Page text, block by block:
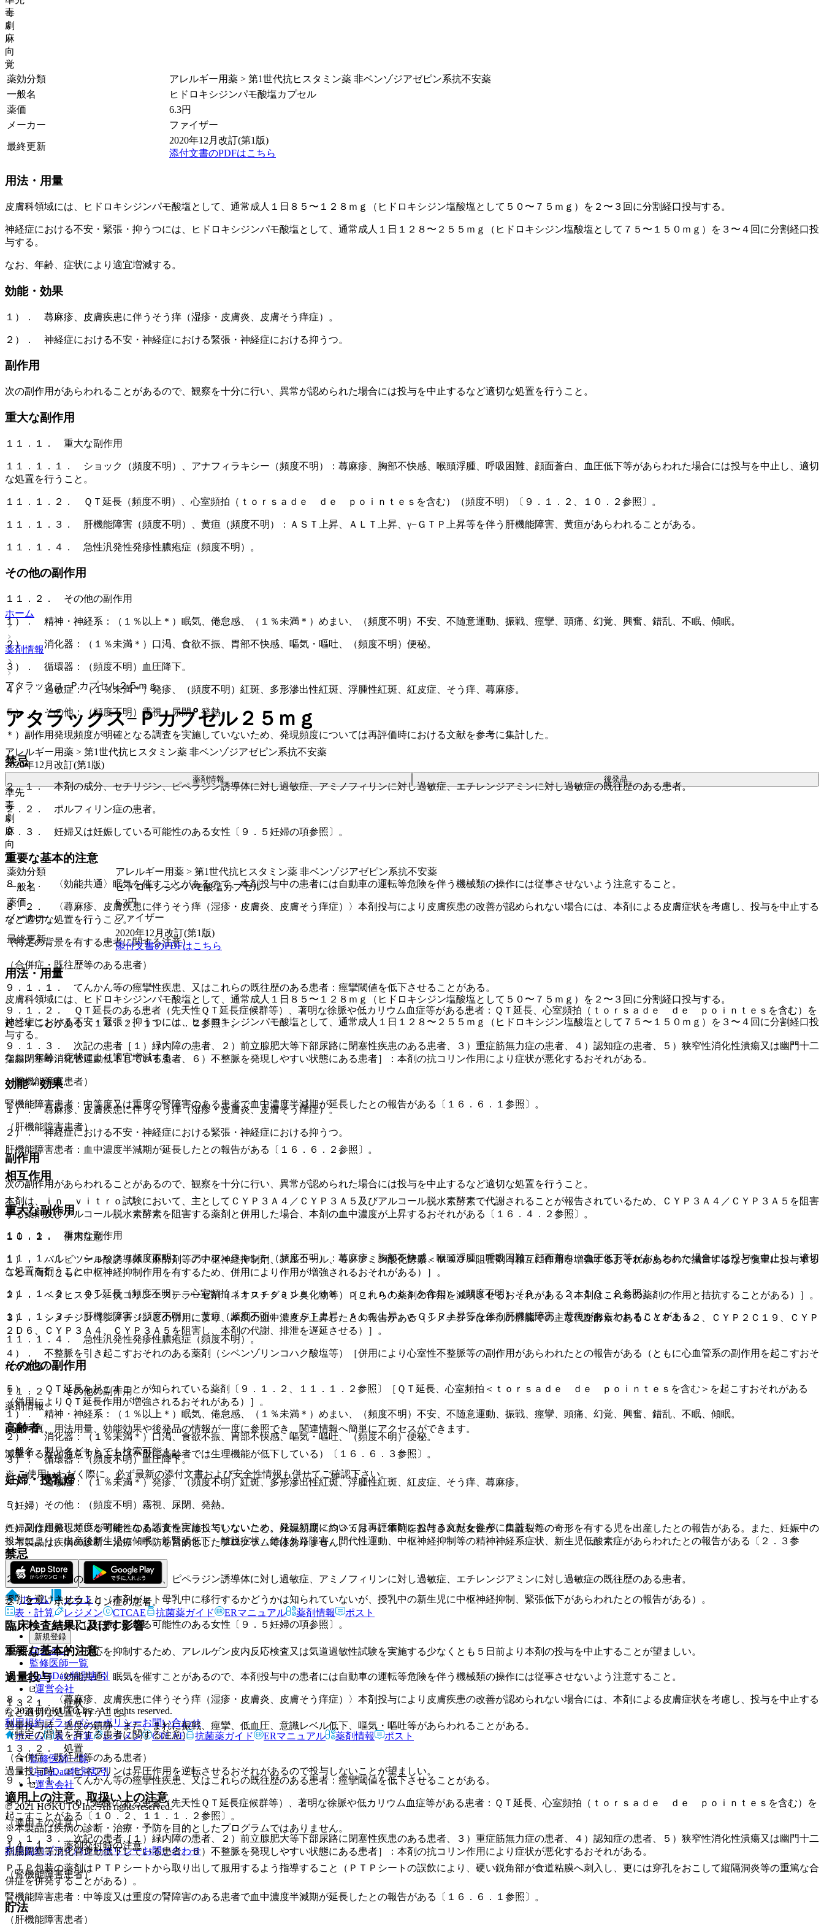
毒
劇
麻
向
覚
薬効分類
アレルギー用薬 > 第1世代抗ヒスタミン薬 非ベンゾジアゼピン系抗不安薬
一般名
ヒドロキシジンパモ酸塩カプセル
薬価
6.3円
メーカー
ファイザー
最終更新
2020年12月改訂(第1版)
添付文書のPDFはこちら
用法・用量
皮膚科領域には、ヒドロキシジンパモ酸塩として、通常成人１日８５〜１２８ｍｇ（ヒドロキシジン塩酸塩として５０〜７５ｍｇ）を２〜３回に分割経口投与する。
神経症における不安・緊張・抑うつには、ヒドロキシジンパモ酸塩として、通常成人１日１２８〜２５５ｍｇ（ヒドロキシジン塩酸塩として７５〜１５０ｍｇ）を３〜４回に分割経口投
与する。
なお、年齢、症状により適宜増減する。
効能・効果
１）． 蕁麻疹、皮膚疾患に伴うそう痒（湿疹・皮膚炎、皮膚そう痒症）。
２）． 神経症における不安・神経症における緊張・神経症における抑うつ。
副作用
次の副作用があらわれることがあるので、観察を十分に行い、異常が認められた場合には投与を中止するなど適切な処置を行うこと。
重大な副作用
１１．１． 重大な副作用
１１．１．１． ショック（頻度不明）、アナフィラキシー（頻度不明）：蕁麻疹、胸部不快感、喉頭浮腫、呼吸困難、顔面蒼白、血圧低下等があらわれた場合には投与を中止し、適切
な処置を行うこと。
１１．１．２． ＱＴ延長（頻度不明）、心室頻拍（ｔｏｒｓａｄｅ ｄｅ ｐｏｉｎｔｅｓを含む）（頻度不明）〔９．１．２、１０．２参照〕。
１１．１．３． 肝機能障害（頻度不明）、黄疸（頻度不明）：ＡＳＴ上昇、ＡＬＴ上昇、γ−ＧＴＰ上昇等を伴う肝機能障害、黄疸があらわれることがある。
１１．１．４． 急性汎発性発疹性膿疱症（頻度不明）。
その他の副作用
１１．２． その他の副作用
１）． 精神・神経系：（１％以上＊）眠気、倦怠感、（１％未満＊）めまい、（頻度不明）不安、不随意運動、振戦、痙攣、頭痛、幻覚、興奮、錯乱、不眠、傾眠。
２）． 消化器：（１％未満＊）口渇、食欲不振、胃部不快感、嘔気・嘔吐、（頻度不明）便秘。
３）． 循環器：（頻度不明）血圧降下。
４）． 過敏症：（１％未満＊）発疹、（頻度不明）紅斑、多形滲出性紅斑、浮腫性紅斑、紅皮症、そう痒、蕁麻疹。
５）． その他：（頻度不明）霧視、尿閉、発熱。
＊）副作用発現頻度が明確となる調査を実施していないため、発現頻度については再評価時における文献を参考に集計した。
禁忌
２．１． 本剤の成分、セチリジン、ピペラジン誘導体に対し過敏症、アミノフィリンに対し過敏症、エチレンジアミンに対し過敏症の既往歴のある患者。
２．２． ポルフィリン症の患者。
２．３． 妊婦又は妊娠している可能性のある女性〔９．５妊婦の項参照〕。
重要な基本的注意
８．１． 〈効能共通〉眠気を催すことがあるので、本剤投与中の患者には自動車の運転等危険を伴う機械類の操作には従事させないよう注意すること。
８．２． 〈蕁麻疹、皮膚疾患に伴うそう痒（湿疹・皮膚炎、皮膚そう痒症）〉本剤投与により皮膚疾患の改善が認められない場合には、本剤による皮膚症状を考慮し、投与を中止する
など適切な処置を行うこと。
（特定の背景を有する患者に関する注意）
（合併症・既往歴等のある患者）
９．１．１． てんかん等の痙攣性疾患、又はこれらの既往歴のある患者：痙攣閾値を低下させることがある。
９．１．２． ＱＴ延長のある患者（先天性ＱＴ延長症候群等）、著明な徐脈や低カリウム血症等がある患者：ＱＴ延長、心室頻拍（ｔｏｒｓａｄｅ ｄｅ ｐｏｉｎｔｅｓを含む）を
起こすことがある〔１０．２、１１．１．２参照〕。
９．１．３． 次記の患者［１）緑内障の患者、２）前立腺肥大等下部尿路に閉塞性疾患のある患者、３）重症筋無力症の患者、４）認知症の患者、５）狭窄性消化性潰瘍又は幽門十二
指腸閉塞等消化管運動低下している患者、６）不整脈を発現しやすい状態にある患者］：本剤の抗コリン作用により症状が悪化するおそれがある。
（腎機能障害患者）
腎機能障害患者：中等度又は重度の腎障害のある患者で血中濃度半減期が延長したとの報告がある〔１６．６．１参照〕。
（肝機能障害患者）
肝機能障害患者：血中濃度半減期が延長したとの報告がある〔１６．６．２参照〕。
相互作用
本剤は、ｉｎ ｖｉｔｒｏ試験において、主としてＣＹＰ３Ａ４／ＣＹＰ３Ａ５及びアルコール脱水素酵素で代謝されることが報告されているため、ＣＹＰ３Ａ４／ＣＹＰ３Ａ５を阻害
する薬剤及びアルコール脱水素酵素を阻害する薬剤と併用した場合、本剤の血中濃度が上昇するおそれがある〔１６．４．２参照〕。
１０．２． 併用注意：
１）． バルビツール酸誘導体・麻酔剤等の中枢神経抑制剤、アルコール、モノアミン酸化酵素＜ＭＡＯ＞阻害剤［相互に作用を増強するおそれがあるので減量するなど慎重に投与する
こと（両剤ともに中枢神経抑制作用を有するため、併用により作用が増強されるおそれがある）］。
２）． ベタヒスチン、抗コリンエステラーゼ剤（ネオスチグミン臭化物等）［これらの薬剤の作用を減弱させるおそれがある（本剤はこれらの薬剤の作用と拮抗することがある）］。
３）． シメチジン［シメチジンとの併用により、本剤の血中濃度が上昇したとの報告がある（シメチジンは本剤の肝臓での主な代謝酵素であるＣＹＰ１Ａ２、ＣＹＰ２Ｃ１９、ＣＹＰ
２Ｄ６、ＣＹＰ３Ａ４、ＣＹＰ３Ａ５を阻害し、本剤の代謝、排泄を遅延させる）］。
４）． 不整脈を引き起こすおそれのある薬剤（シベンゾリンコハク酸塩等）［併用により心室性不整脈等の副作用があらわれたとの報告がある（ともに心血管系の副作用を起こすおそ
れがある）］。
５）． ＱＴ延長を起こすことが知られている薬剤〔９．１．２、１１．１．２参照〕［ＱＴ延長、心室頻拍＜ｔｏｒｓａｄｅ ｄｅ ｐｏｉｎｔｅｓを含む＞を起こすおそれがある
（併用によりＱＴ延長作用が増強されるおそれがある）］。
高齢者
減量するなど注意すること（一般に高齢者では生理機能が低下している）〔１６．６．３参照〕。
妊婦・授乳婦
（妊婦）
妊婦又は妊娠している可能性のある女性には投与しないこと。妊娠初期＜約３ヵ月＞に本剤を投与された女性が、口蓋裂等の奇形を有する児を出産したとの報告がある。また、妊娠中の
投与により、出産後新生児に傾眠、筋緊張低下、離脱症状、錐体外路障害、間代性運動、中枢神経抑制等の精神神経系症状、新生児低酸素症があらわれたとの報告がある〔２．３参
照〕。
（授乳婦）
授乳を避けさせること（本剤がヒト母乳中に移行するかどうかは知られていないが、授乳中の新生児に中枢神経抑制、緊張低下があらわれたとの報告がある）。
臨床検査結果に及ぼす影響
本剤はアレルゲン反応を抑制するため、アレルゲン皮内反応検査又は気道過敏性試験を実施する少なくとも５日前より本剤の投与を中止することが望ましい。
過量投与
１３．１． 症状
過量投与時、過度の鎮静、また、まれに振戦、痙攣、低血圧、意識レベル低下、嘔気・嘔吐等があらわれることがある。
１３．２． 処置
過量投与時、エピネフリンは昇圧作用を逆転させるおそれがあるので投与しないことが望ましい。
適用上の注意、取扱い上の注意
（適用上の注意）
１４．１． 薬剤交付時の注意
ＰＴＰ包装の薬剤はＰＴＰシートから取り出して服用するよう指導すること（ＰＴＰシートの誤飲により、硬い鋭角部が食道粘膜へ刺入し、更には穿孔をおこして縦隔洞炎等の重篤な合
併症を併発することがある）。
貯法
ホーム
薬剤情報
アタラックス−Ｐカプセル２５ｍｇ
アタラックス−Ｐカプセル２５ｍｇ
アレルギー用薬 > 第1世代抗ヒスタミン薬 非ベンゾジアゼピン系抗不安薬
2020年12月改訂(第1版)
薬剤情報 後発品
準先
毒
劇
麻
向
覚
薬効分類
アレルギー用薬 > 第1世代抗ヒスタミン薬 非ベンゾジアゼピン系抗不安薬
一般名
ヒドロキシジンパモ酸塩カプセル
薬価
6.3円
メーカー
ファイザー
最終更新
2020年12月改訂(第1版)
添付文書のPDFはこちら
用法・用量
皮膚科領域には、ヒドロキシジンパモ酸塩として、通常成人１日８５〜１２８ｍｇ（ヒドロキシジン塩酸塩として５０〜７５ｍｇ）を２〜３回に分割経口投与する。
神経症における不安・緊張・抑うつには、ヒドロキシジンパモ酸塩として、通常成人１日１２８〜２５５ｍｇ（ヒドロキシジン塩酸塩として７５〜１５０ｍｇ）を３〜４回に分割経口投
与する。
なお、年齢、症状により適宜増減する。
効能・効果
１）． 蕁麻疹、皮膚疾患に伴うそう痒（湿疹・皮膚炎、皮膚そう痒症）。
２）． 神経症における不安・神経症における緊張・神経症における抑うつ。
副作用
次の副作用があらわれることがあるので、観察を十分に行い、異常が認められた場合には投与を中止するなど適切な処置を行うこと。
重大な副作用
１１．１． 重大な副作用
１１．１．１． ショック（頻度不明）、アナフィラキシー（頻度不明）：蕁麻疹、胸部不快感、喉頭浮腫、呼吸困難、顔面蒼白、血圧低下等があらわれた場合には投与を中止し、適切
な処置を行うこと。
１１．１．２． ＱＴ延長（頻度不明）、心室頻拍（ｔｏｒｓａｄｅ ｄｅ ｐｏｉｎｔｅｓを含む）（頻度不明）〔９．１．２、１０．２参照〕。
１１．１．３． 肝機能障害（頻度不明）、黄疸（頻度不明）：ＡＳＴ上昇、ＡＬＴ上昇、γ−ＧＴＰ上昇等を伴う肝機能障害、黄疸があらわれることがある。
１１．１．４． 急性汎発性発疹性膿疱症（頻度不明）。
その他の副作用
１１．２． その他の副作用
１）． 精神・神経系：（１％以上＊）眠気、倦怠感、（１％未満＊）めまい、（頻度不明）不安、不随意運動、振戦、痙攣、頭痛、幻覚、興奮、錯乱、不眠、傾眠。
２）． 消化器：（１％未満＊）口渇、食欲不振、胃部不快感、嘔気・嘔吐、（頻度不明）便秘。
３）． 循環器：（頻度不明）血圧降下。
４）． 過敏症：（１％未満＊）発疹、（頻度不明）紅斑、多形滲出性紅斑、浮腫性紅斑、紅皮症、そう痒、蕁麻疹。
５）． その他：（頻度不明）霧視、尿閉、発熱。
＊）副作用発現頻度が明確となる調査を実施していないため、発現頻度については再評価時における文献を参考に集計した。
禁忌
２．１． 本剤の成分、セチリジン、ピペラジン誘導体に対し過敏症、アミノフィリンに対し過敏症、エチレンジアミンに対し過敏症の既往歴のある患者。
２．２． ポルフィリン症の患者。
２．３． 妊婦又は妊娠している可能性のある女性〔９．５妊婦の項参照〕。
重要な基本的注意
８．１． 〈効能共通〉眠気を催すことがあるので、本剤投与中の患者には自動車の運転等危険を伴う機械類の操作には従事させないよう注意すること。
８．２． 〈蕁麻疹、皮膚疾患に伴うそう痒（湿疹・皮膚炎、皮膚そう痒症）〉本剤投与により皮膚疾患の改善が認められない場合には、本剤による皮膚症状を考慮し、投与を中止する
など適切な処置を行うこと。
（特定の背景を有する患者に関する注意）
（合併症・既往歴等のある患者）
９．１．１． てんかん等の痙攣性疾患、又はこれらの既往歴のある患者：痙攣閾値を低下させることがある。
９．１．２． ＱＴ延長のある患者（先天性ＱＴ延長症候群等）、著明な徐脈や低カリウム血症等がある患者：ＱＴ延長、心室頻拍（ｔｏｒｓａｄｅ ｄｅ ｐｏｉｎｔｅｓを含む）を
起こすことがある〔１０．２、１１．１．２参照〕。
９．１．３． 次記の患者［１）緑内障の患者、２）前立腺肥大等下部尿路に閉塞性疾患のある患者、３）重症筋無力症の患者、４）認知症の患者、５）狭窄性消化性潰瘍又は幽門十二
指腸閉塞等消化管運動低下している患者、６）不整脈を発現しやすい状態にある患者］：本剤の抗コリン作用により症状が悪化するおそれがある。
（腎機能障害患者）
腎機能障害患者：中等度又は重度の腎障害のある患者で血中濃度半減期が延長したとの報告がある〔１６．６．１参照〕。
（肝機能障害患者）
薬剤情報
薬剤写真、用法用量、効能効果や後発品の情報が一度に参照でき、関連情報へ簡単にアクセスができます。
一般名、製品名どちらでも検索可能！
※ ご使用いただく際に、必ず最新の添付文書および安全性情報も併せてご確認下さい。
※本製品は疾病の診断・治療・予防を目的としたプログラムではありません。
ホーム
ノート
表・計算
レジメン CTCAE 抗菌薬ガイド ERマニュアル 薬剤情報 ポスト
新規登録
ログイン
監修医師一覧
UpToDate特別割引
運営会社
© 2021 HOKUTO Inc. All rights reserved.
利用規約プライバシーポリシーお問い合わせ
ホーム
表・計算 レジメン CTCAE 抗菌薬ガイド ERマニュアル 薬剤情報 ポスト
監修医師一覧
UpToDate特別割引
運営会社
© 2021 HOKUTO Inc. All rights reserved.
※本製品は疾病の診断・治療・予防を目的としたプログラムではありません。
利用規約プライバシーポリシーお問い合わせ